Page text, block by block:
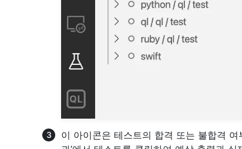
이 아이콘은 테스트의 합격 또는 불합격